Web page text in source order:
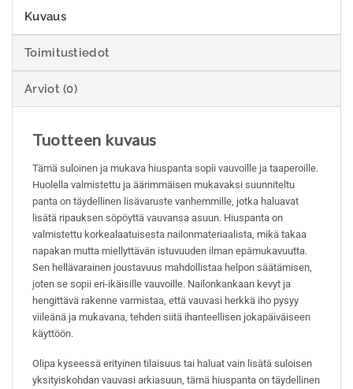
Kuvaus
Toimitustiedot
Arviot (0)
Tuotteen kuvaus
Tämä suloinen ja mukava hiuspanta sopii vauvoille ja taaperoille.
Huolella valmistettu ja äärimmäisen mukavaksi suunniteltu
panta on täydellinen lisävaruste vanhemmille, jotka haluavat
lisätä ripauksen söpöyttä vauvansa asuun. Hiuspanta on
valmistettu korkealaatuisesta nailonmateriaalista, mikä takaa
napakan mutta miellyttävän istuvuuden ilman epämukavuutta.
Sen hellävarainen joustavuus mahdollistaa helpon säätämisen,
joten se sopii eri-ikäisille vauvoille. Nailonkankaan kevyt ja
hengittävä rakenne varmistaa, että vauvasi herkkä iho pysyy
viileänä ja mukavana, tehden siitä ihanteellisen jokapäiväiseen
käyttöön.
Olipa kyseessä erityinen tilaisuus tai haluat vain lisätä suloisen
yksityiskohdan vauvasi arkiasuun, tämä hiuspanta on täydellinen